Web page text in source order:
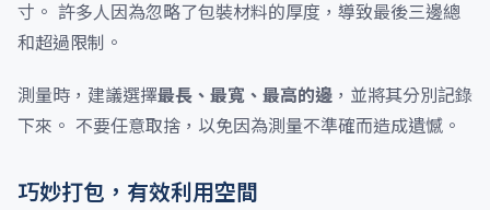
寸。 許多人因為忽略了包裝材料的厚度，導致最後三邊總
和超過限制。
測量時，建議選擇最長、最寬、最高的邊 ，並將其分別記錄
下來。 不要任意取捨，以免因為測量不準確而造成遺憾。
巧妙打包，有效利用空間